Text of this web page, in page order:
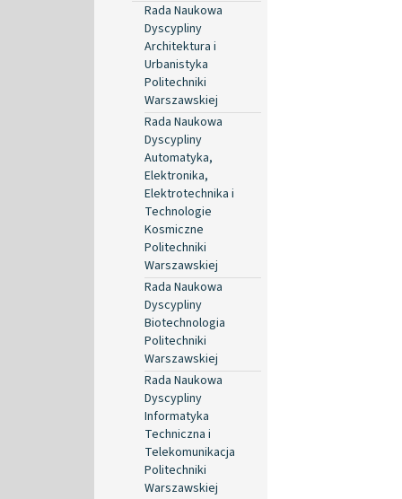
Rada Naukowa
Dyscypliny
Architektura i
Urbanistyka
Politechniki
Warszawskiej
Rada Naukowa
Dyscypliny
Automatyka,
Elektronika,
Elektrotechnika i
Technologie
Kosmiczne
Politechniki
Warszawskiej
Rada Naukowa
Dyscypliny
Biotechnologia
Politechniki
Warszawskiej
Rada Naukowa
Dyscypliny
Informatyka
Techniczna i
Telekomunikacja
Politechniki
Warszawskiej